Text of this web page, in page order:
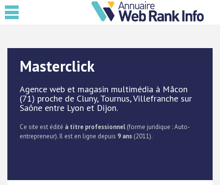
Masterclick
Agence web et magasin multimédia à Mâcon
(71) proche de Cluny, Tournus, Villefranche sur
Saône entre Lyon et Dijon.
Ce site est édité à titre professionnel (forme juridique : Auto-
entrepreneur). Il est en ligne depuis 9 ans (2011).